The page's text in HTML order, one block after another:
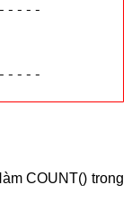
COUNT() trong